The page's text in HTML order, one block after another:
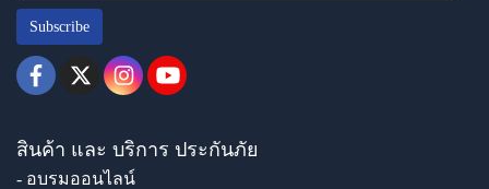
Subscribe
สินค้า และ บริการ ประกันภัย
- อบรมออนไลน์